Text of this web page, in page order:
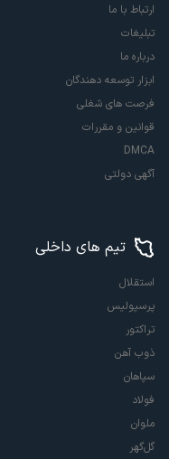
ارتباط با ما
تبلیغات
درباره ما
ابزار توسعه دهندگان
فرصت های شغلی
قوانین و مقررات
DMCA
آگهی دولتی
تیم های داخلی
استقلال
پرسپولیس
تراکتور
ذوب آهن
سپاهان
فولاد
ملوان
گل‌گهر